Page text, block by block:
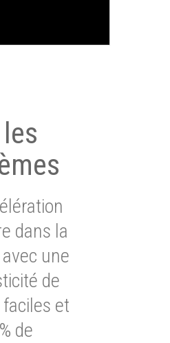
dans la
une
de
et
de